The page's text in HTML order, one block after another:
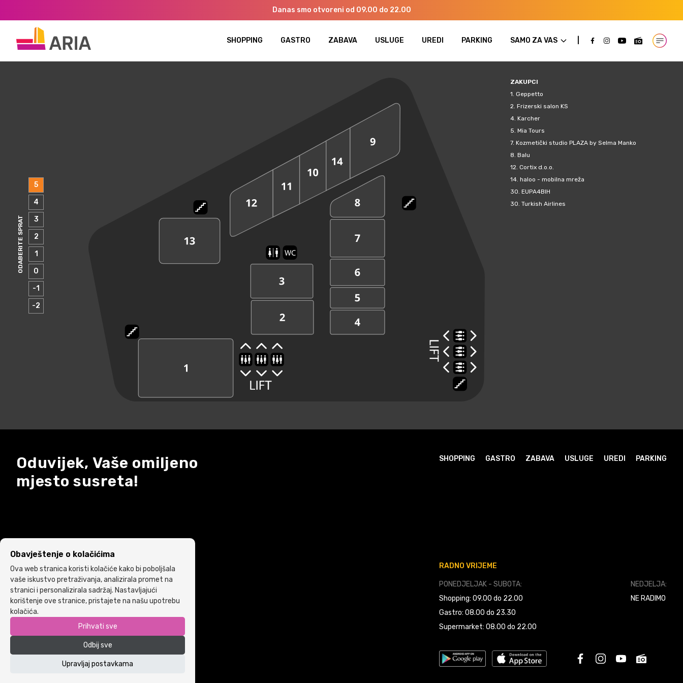
Danas smo otvoreni od 09.00 do 22.00
SHOPPING GASTRO ZABAVA USLUGE UREDI PARKING SAMO ZA VAS
Open
ODABERITE SPRAT
5
4
3
2
1
0
-1
-2
ZAKUPCI
1. Geppetto
2. Frizerski salon KS
4. Karcher
5. Mia Tours
7. Kozmetički studio PLAZA by Selma Manko
8. Balu
12. Cortix d.o.o.
14. haloo - mobilna mreža
30. EUPA4BIH
30. Turkish Airlines
Oduvijek, Vaše omiljeno
mjesto susreta!
Politika kolačića•Uslovi i pravila korištenja
SHOPPING GASTRO ZABAVA USLUGE UREDI PARKING
RADNO VRIJEME
PONEDJELJAK - SUBOTA:
Shopping: 09.00 do 22.00
Gastro: 08.00 do 23.30
Supermarket: 08.00 do 22.00
NEDJELJA:
NE RADIMO
Obavještenje o kolačićima
Ova web stranica koristi kolačiće kako bi poboljšala
vaše iskustvo pretraživanja, analizirala promet na
stranici i personalizirala sadržaj. Nastavljajući
korištenje ove stranice, pristajete na našu upotrebu
kolačića.
Prihvati sve
Odbij sve
Upravljaj postavkama